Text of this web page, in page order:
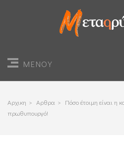
ΜΕΝΟΥ
Αρχικη > Αρθρα > Πόσο έτοιμη είναι η
πρωθυπουργό!